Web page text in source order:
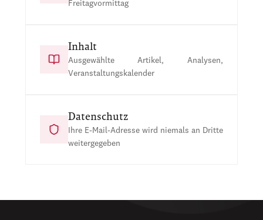
Freitagvormittag
Inhalt
Ausgewählte Artikel, Analysen,
Veranstaltungskalender
Datenschutz
Ihre E-Mail-Adresse wird niemals an Dritte
weitergegeben